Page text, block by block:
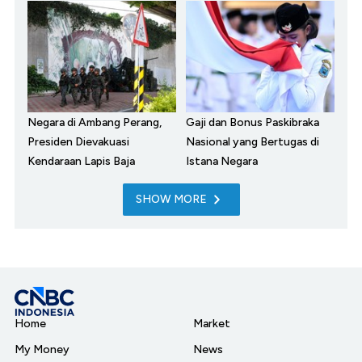
Negara di Ambang Perang,
Presiden Dievakuasi
Kendaraan Lapis Baja
Gaji dan Bonus Paskibraka
Nasional yang Bertugas di
Istana Negara
SHOW MORE
Home
My Money
Market
News